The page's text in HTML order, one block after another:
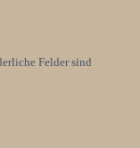
Felder sind